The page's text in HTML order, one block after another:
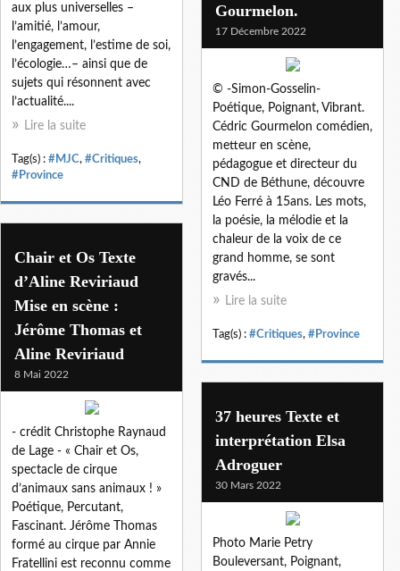
aux plus universelles –
l’amitié, l’amour,
l’engagement, l’estime de soi,
l’écologie…– ainsi que de
sujets qui résonnent avec
l’actualité....
Lire la suite
Tag(s) : #MJC, #Critiques,
#Province
Gourmelon.
17 Décembre 2022
© -Simon-Gosselin-
Poétique, Poignant, Vibrant.
Cédric Gourmelon comédien,
metteur en scène,
pédagogue et directeur du
CND de Béthune, découvre
Léo Ferré à 15ans. Les mots,
la poésie, la mélodie et la
chaleur de la voix de ce
grand homme, se sont
gravés...
Lire la suite
Tag(s) : #Critiques, #Province
Chair et Os Texte
d’Aline Reviriaud
Mise en scène :
Jérôme Thomas et
Aline Reviriaud
8 Mai 2022
- crédit Christophe Raynaud
de Lage - « Chair et Os,
spectacle de cirque
d’animaux sans animaux ! »
Poétique, Percutant,
Fascinant. Jérôme Thomas
formé au cirque par Annie
Fratellini est reconnu comme
37 heures Texte et
interprétation Elsa
Adroguer
30 Mars 2022
Photo Marie Petry
Bouleversant, Poignant,